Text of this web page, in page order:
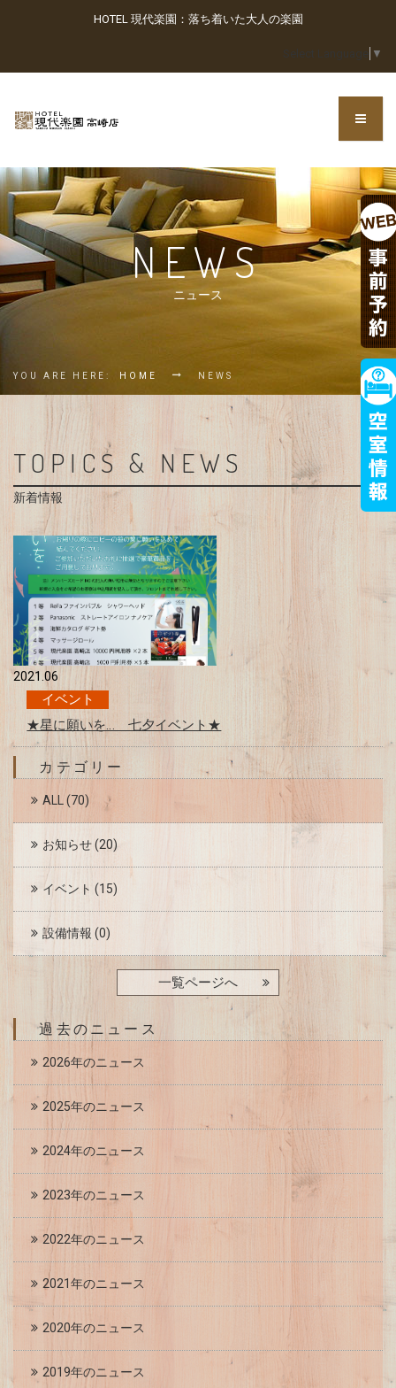
HOTEL 現代楽園：落ち着いた大人の楽園
Select Language ▼
NEWS
ニュース
YOU ARE HERE: HOME NEWS
TOPICS & NEWS
新着情報
2021.06
イベント
★星に願いを… 七夕イベント★
カテゴリー
ALL(70)
お知らせ(20)
イベント (15)
設備情報 (0)
一覧ページへ
過去のニュース
2026年のニュース
2025年のニュース
2024年のニュース
2023年のニュース
2022年のニュース
2021年のニュース
2020年のニュース
2019年のニュース